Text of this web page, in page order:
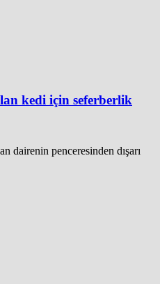
kedi için seferberlik
dairenin penceresinden dışarı